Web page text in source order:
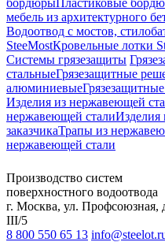
бордюрыПластиковые
мебель из архитектурного
Водоотвод с мостов,
SteeMostКровельные лотки
Системы грязезащиты
стальныеГрязезащитные
алюминиевые
Изделия из нержавеющей
нержавеющей сталиИзделия
заказчикаТрапы из
нержавеющей стали
Производство систем
поверхностного водоотвода
г. Москва, ул.
III/5
8 800 550 65 13